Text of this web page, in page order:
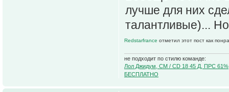
лучше для них
талантливые)...
Redstarfrance отметил этот пост как
не подходит по стилю команде:
Лол Джидум, CM / CD 18 45 Д, ПРС
БЕСПЛАТНО